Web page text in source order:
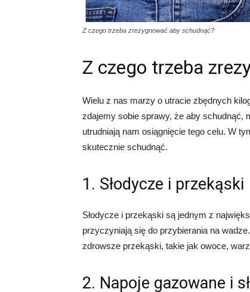
Z czego trzeba zrezygnować aby schudnąć?
Z czego trzeba
Wielu z nas marzy o utracie zbędnych
zdajemy sobie sprawy, że aby schudnąć,
utrudniają nam osiągnięcie tego celu. W
skutecznie schudnąć.
1. Słodycze i przekąski
Słodycze i przekąski są jednym z
przyczyniają się do przybierania na
zdrowsze przekąski, takie jak owoce,
2. Napoje gazowane i